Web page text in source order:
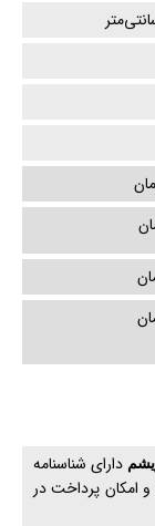
دارای شناسنامه
امکان پرداخت در